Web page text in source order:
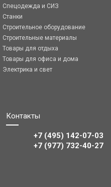
Спецодежда и СИЗ
Станки
Строительное оборудование
Строительные материалы
Товары для отдыха
Товары для офиса и дома
Электрика и свет
Контакты
+7 (495) 142-07-03
‎‎+7 (977) 732-40-27